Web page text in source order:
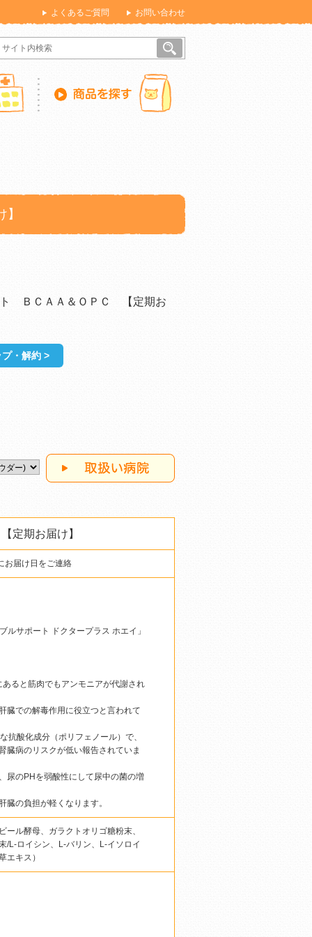
よくあるご質問 お問い合わせ
ト ＢＣＡＡ＆ＯＰＣ 【定期お
・解約 >
定期お届け】
お届け日をご連絡
サポート ドクタープラス ホエイ」
ると筋肉でもアンモニアが代謝され
臓での解毒作用に役立つと言われて
抗酸化成分（ポリフェノール）で、
臓病のリスクが低い報告されていま
尿のPHを弱酸性にして尿中の菌の増
の負担が軽くなります。
ル酵母、ガラクトオリゴ糖粉末、
/L-ロイシン、L-バリン、L-イソロイ
エキス）